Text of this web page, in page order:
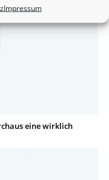
Impressum
eine wirklich